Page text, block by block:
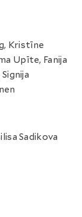
Kristīne
Upīte, Fanija
Sadikova